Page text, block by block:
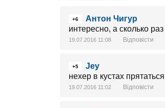
+6
Антон Чигур
интересно, а сколько
19.07.2016 11:08 Відповісти
+5
Jey
нехер в кустах прятаться
19.07.2016 11:02 Відповісти